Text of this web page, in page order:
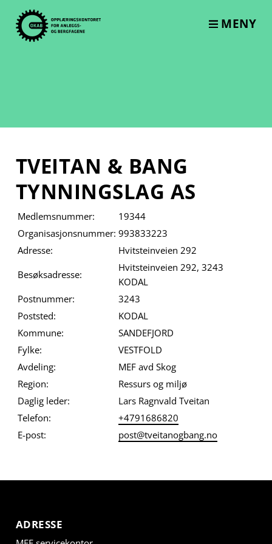
content
MENY
TVEITAN & BANG
TYNNINGSLAG AS
Medlemsnummer:
19344
Organisasjonsnummer: 993833223
Adresse:
Hvitsteinveien 292
Besøksadresse:
Hvitsteinveien 292, 3243
KODAL
Postnummer:
3243
Poststed:
KODAL
Kommune:
SANDEFJORD
Fylke:
VESTFOLD
Avdeling:
MEF avd Skog
Region:
Ressurs og miljø
Daglig leder:
Lars Ragnvald Tveitan
Telefon:
+4791686820
E-post:
post@tveitanogbang.no
ADRESSE